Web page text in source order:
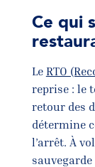
Ce qui
Le RTO
reprise : le
retour des
détermine
l’arrêt. À